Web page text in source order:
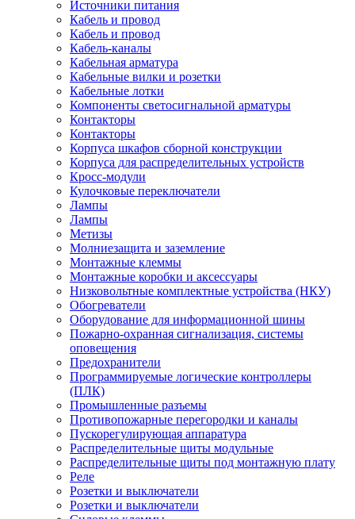
Источники питания
Кабель и провод
Кабель и провод
Кабель-каналы
Кабельная арматура
Кабельные вилки и розетки
Кабельные лотки
Компоненты светосигнальной арматуры
Контакторы
Контакторы
Корпуса шкафов сборной конструкции
Корпуса для распределительных устройств
Кросс-модули
Кулочковые переключатели
Лампы
Лампы
Метизы
Молниезащита и заземление
Монтажные клеммы
Монтажные коробки и аксессуары
Низковольтные комплектные устройства (НКУ)
Обогреватели
Оборудование для информационной шины
Пожарно-охранная сигнализация, системы
оповещения
Предохранители
Программируемые логические контроллеры
(ПЛК)
Промышленные разъемы
Противопожарные перегородки и каналы
Пускорегулирующая аппаратура
Распределительные щиты модульные
Распределительные щиты под монтажную плату
Реле
Розетки и выключатели
Розетки и выключатели